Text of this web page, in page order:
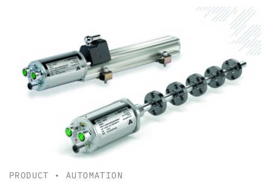
PRODUCT •AUTOMATION